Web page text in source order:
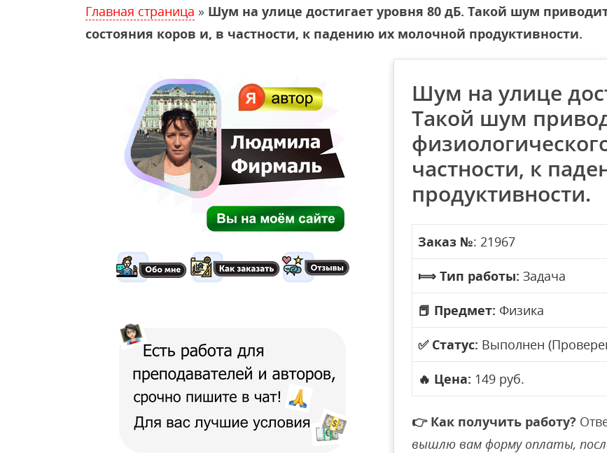
Главная страница » Шум на улице достигает уровня 80 дБ. Такой шум
состояния коров и, в частности, к падению их молочной продуктивности.
Шум на улице
Такой шум
частности, к
продуктивности.
Заказ №: 21967
⟾ Тип работы: Задача
📕 Предмет: Физика
✅ Статус: Выполнен
🔥 Цена: 149 руб.
👉 Как получить работу?
вышлю вам форму оплаты,